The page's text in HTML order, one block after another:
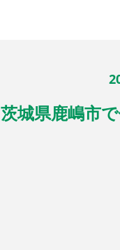
茨城県鹿嶋市